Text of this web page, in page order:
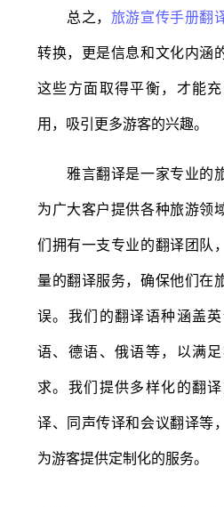
总之， 旅游宣传手册翻
转换，更是信息和文化内涵
这些方面取得平衡，才能
用，吸引更多游客的兴趣。
雅言翻译是一家专业的旅
为广大客户提供各种旅游领
们拥有一支专业的翻译团队
量的翻译服务，确保他们在
误。我们的翻译语种涵盖
语、德语、俄语等，以满
求。我们提供多样化的翻
译、同声传译和会议翻译等
为游客提供定制化的服务。